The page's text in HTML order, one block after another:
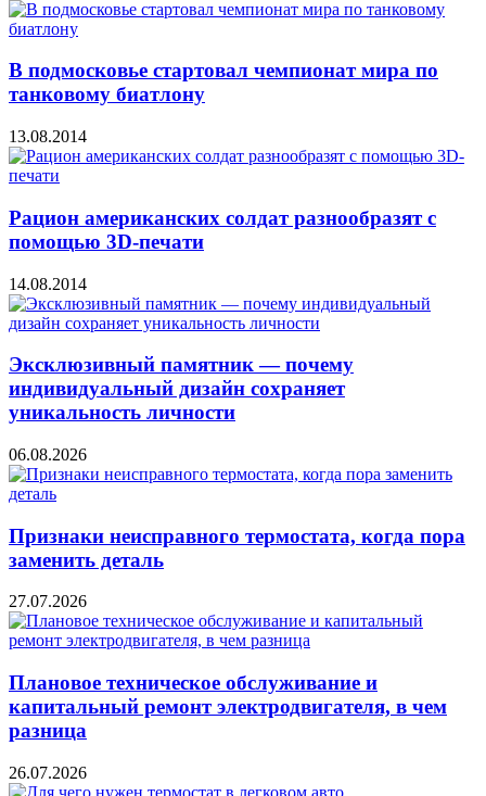
В подмосковье стартовал чемпионат мира по
танковому биатлону
13.08.2014
Рацион американских солдат разнообразят с
помощью 3D-печати
14.08.2014
Эксклюзивный памятник — почему
индивидуальный дизайн сохраняет
уникальность личности
06.08.2026
Признаки неисправного термостата, когда пора
заменить деталь
27.07.2026
Плановое техническое обслуживание и
капитальный ремонт электродвигателя, в чем
разница
26.07.2026